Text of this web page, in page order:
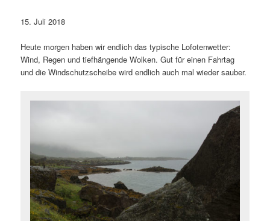
15. Juli 2018
Heute morgen haben wir endlich das typische Lofotenwetter:
Wind, Regen und tiefhängende Wolken. Gut für einen Fahrtag
und die Windschutzscheibe wird endlich auch mal wieder sauber.